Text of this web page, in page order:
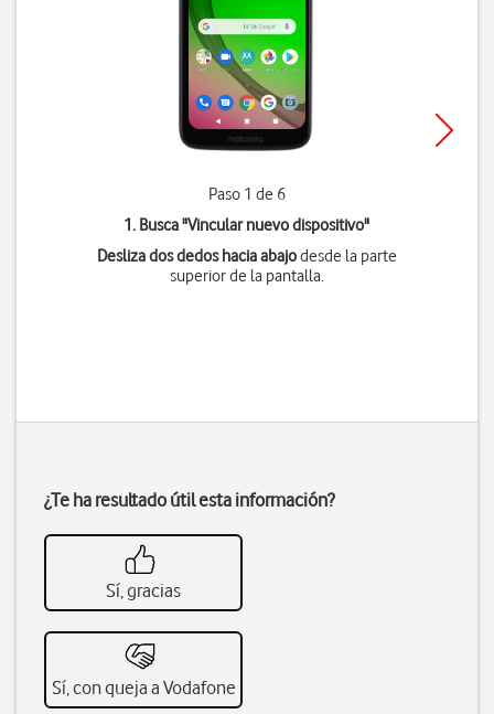
Paso 1 de 6
1. Busca "Vincular nuevo dispositivo"
Desliza dos dedos hacia abajodesde la parte
superior de la pantalla.
¿Te ha resultado útil esta información?
Sí, gracias
Sí, con queja a Vodafone